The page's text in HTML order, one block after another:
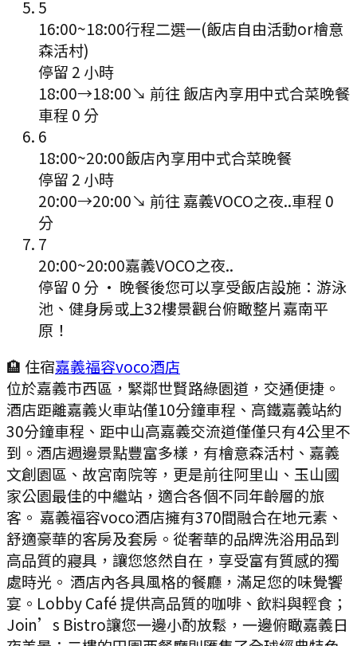
5
16:00~18:00行程二選一(飯店自由活動or檜意
森活村)
停留 2 小時
18:00→18:00↘ 前往 飯店內享用中式合菜晚餐
車程 0 分
6
18:00~20:00飯店內享用中式合菜晚餐
停留 2 小時
20:00→20:00↘ 前往 嘉義VOCO之夜..車程 0
分
7
20:00~20:00嘉義VOCO之夜..
停留 0 分 · 晚餐後您可以享受飯店設施：游泳
池、健身房或上32樓景觀台俯瞰整片嘉南平
原！
🏨 住宿嘉義福容voco酒店
位於嘉義市西區，緊鄰世賢路綠園道，交通便捷。
酒店距離嘉義火車站僅10分鐘車程、高鐵嘉義站約
30分鐘車程、距中山高嘉義交流道僅僅只有4公里不
到。酒店週邊景點豐富多樣，有檜意森活村、嘉義
文創園區、故宮南院等，更是前往阿里山、玉山國
家公園最佳的中繼站，適合各個不同年齡層的旅
客。 嘉義福容voco酒店擁有370間融合在地元素、
舒適豪華的客房及套房。從奢華的品牌洗浴用品到
高品質的寢具，讓您悠然自在，享受富有質感的獨
處時光。 酒店內各具風格的餐廳，滿足您的味覺饗
宴。Lobby Café 提供高品質的咖啡、飲料與輕食；
Join’s Bistro讓您一邊小酌放鬆，一邊俯瞰嘉義日